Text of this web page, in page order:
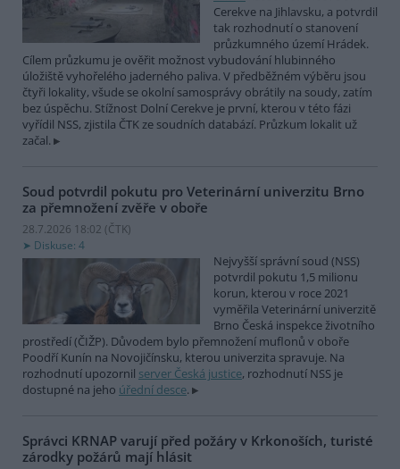
Cerekve na Jihlavsku, a potvrdil
tak rozhodnutí o stanovení
průzkumného území Hrádek.
Cílem průzkumu je ověřit možnost vybudování hlubinného
úložiště vyhořelého jaderného paliva. V předběžném výběru jsou
čtyři lokality, všude se okolní samosprávy obrátily na soudy, zatím
bez úspěchu. Stížnost Dolní Cerekve je první, kterou v této fázi
vyřídil NSS, zjistila ČTK ze soudních databází. Průzkum lokalit už
začal.
Soud potvrdil pokutu pro Veterinární univerzitu Brno
za přemnožení zvěře v oboře
28.7.2026 18:02 (ČTK)
Diskuse: 4
Nejvyšší správní soud (NSS)
potvrdil pokutu 1,5 milionu
korun, kterou v roce 2021
vyměřila Veterinární univerzitě
Brno Česká inspekce životního
prostředí (ČIŽP). Důvodem bylo přemnožení muflonů v oboře
Poodří Kunín na Novojičínsku, kterou univerzita spravuje. Na
rozhodnutí upozornil server Česká justice, rozhodnutí NSS je
dostupné na jeho úřední desce.
Správci KRNAP varují před požáry v Krkonoších, turisté
zárodky požárů mají hlásit